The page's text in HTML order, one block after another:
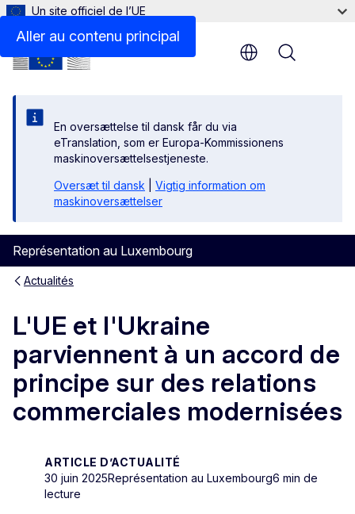
Aller au contenu principal
Un site officiel de l’UE
En oversættelse til dansk får du via
eTranslation, som er Europa-Kommissionens
maskinoversættelsestjeneste.
Oversæt til dansk
Vigtig information om
maskinoversættelser
Représentation au Luxembourg
Menu
Actualités
L'UE et l'Ukraine
parviennent à un accord de
principe sur des relations
commerciales modernisées
ARTICLE D’ACTUALITÉ
30 juin 2025Représentation au Luxembourg6 min de
lecture